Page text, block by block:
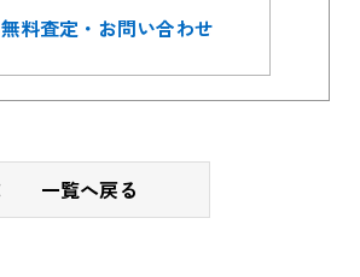
無料査定・お問い合わせ
一覧へ戻る